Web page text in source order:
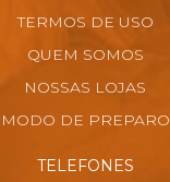
TERMOS DE USO
QUEM SOMOS
NOSSAS LOJAS
MODO DE PREPARO
TELEFONES